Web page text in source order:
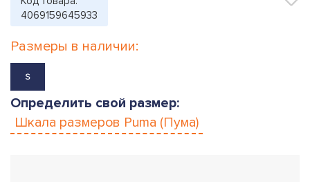
4069159645933
Размеры в наличии:
S
Определить свой размер:
Шкала размеров Puma (Пума)